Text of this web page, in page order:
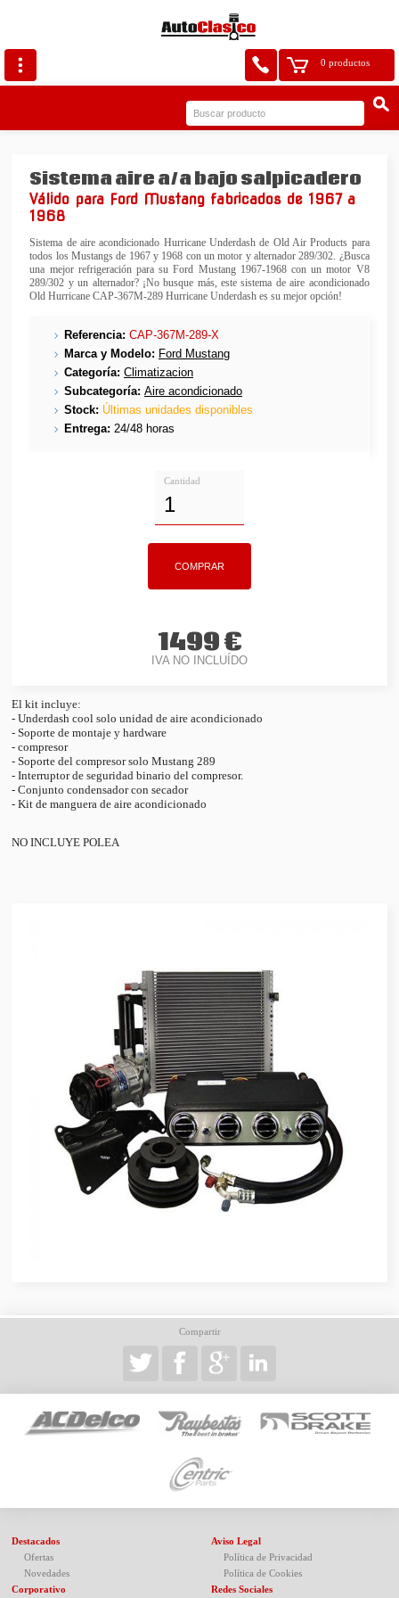
0 productos
Sistema aire a/a bajo salpicadero
Válido para Ford Mustang fabricados de 1967 a
1968
Sistema de aire acondicionado Hurricane Underdash de Old Air Products para
todos los Mustangs de 1967 y 1968 con un motor y alternador 289/302. ¿Busca
una mejor refrigeración para su Ford Mustang 1967-1968 con un motor V8
289/302 y un alternador? ¡No busque más, este sistema de aire acondicionado
Old Hurricane CAP-367M-289 Hurricane Underdash es su mejor opción!
Referencia: CAP-367M-289-X
Marca y Modelo: Ford Mustang
Categoría: Climatizacion
Subcategoría: Aire acondicionado
Stock: Últimas unidades disponibles
Entrega: 24/48 horas
Cantidad
1499 €
IVA NO INCLUÍDO
El kit incluye:
- Underdash cool solo unidad de aire acondicionado
- Soporte de montaje y hardware
- compresor
- Soporte del compresor solo Mustang 289
- Interruptor de seguridad binario del compresor.
- Conjunto condensador con secador
- Kit de manguera de aire acondicionado
NO INCLUYE POLEA
Compartir
Destacados
Ofertas
Novedades
Corporativo
Aviso Legal
Política de Privacidad
Política de Cookies
Redes Sociales